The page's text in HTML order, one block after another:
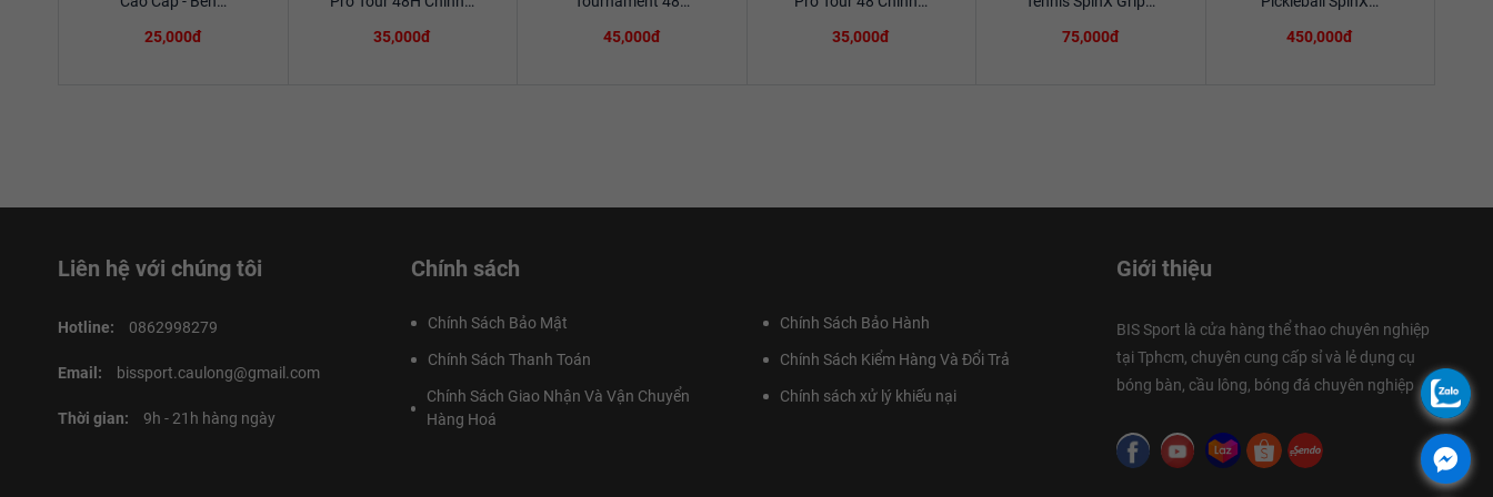
25,000đ
35,000đ
45,000đ
35,000đ
75,000đ
450,000đ
Liên hệ với chúng tôi
Hotline: 0862998279
Email: bissport.caulong@gmail.com
Thời gian: 9h - 21h hàng ngày
Chính sách
Chính Sách Bảo Mật Chính Sách Bảo Hành
Chính Sách Thanh Toán Chính Sách Kiểm Hàng Và Đổi Trả
Chính Sách Giao Nhận Và Vận Chuyển
Hàng Hoá
Chính sách xử lý khiếu nại
Giới thiệu
BIS Sport là cửa hàng thể thao chuyên nghiệp
tại Tphcm, chuyên cung cấp sỉ và lẻ dụng cụ
bóng bàn, cầu lông, bóng đá chuyên nghiệp